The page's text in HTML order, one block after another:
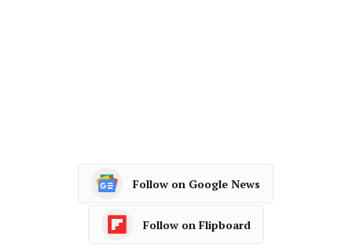
Follow on Google News
Follow on Flipboard